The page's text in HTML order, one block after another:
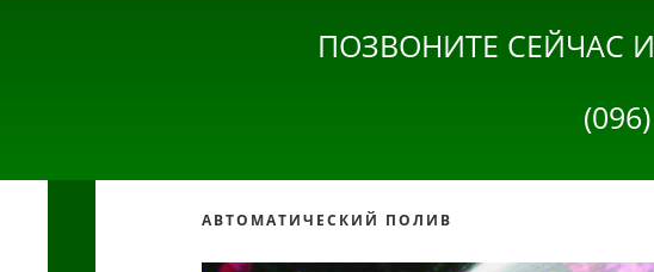
ПОЗВОНИТЕ СЕЙЧАС
АВТОМАТИЧЕСКИЙ ПОЛИВ